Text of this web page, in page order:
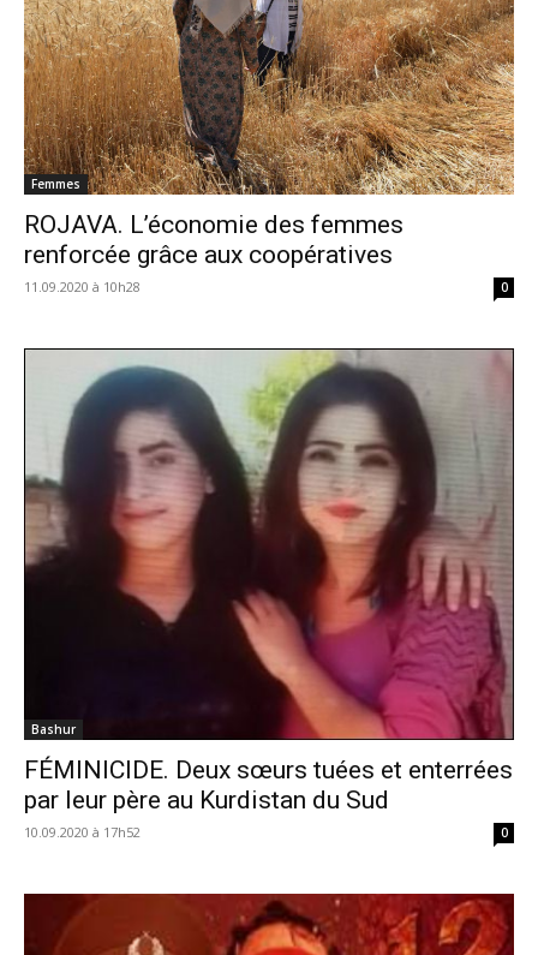
Femmes
ROJAVA. L’économie des femmes
renforcée grâce aux coopératives
11.09.2020 à 10h28 0
Bashur
FÉMINICIDE. Deux sœurs tuées et enterrées
par leur père au Kurdistan du Sud
10.09.2020 à 17h52 0